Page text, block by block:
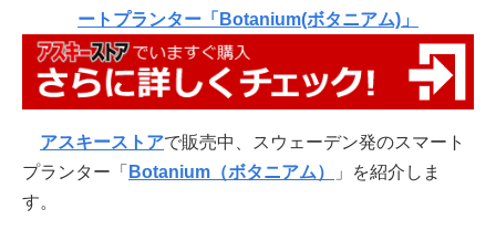
ートプランター「Botanium(ボタニアム)」
アスキーストアで販売中、スウェーデン発のスマート
プランター「 Botanium（ボタニアム）
」を紹介しま
す。